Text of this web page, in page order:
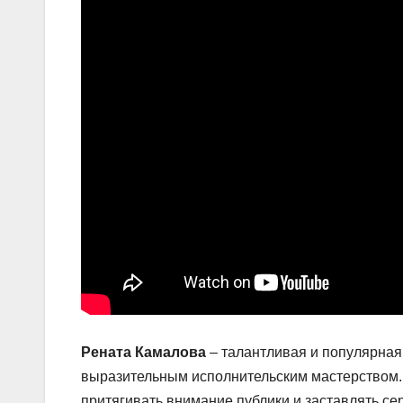
Рената Камалова – талантливая и
выразительным исполнительским